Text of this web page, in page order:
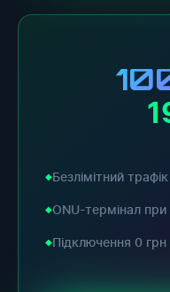
Безлімітний трафік
ONU-термінал при
Підключення 0 грн